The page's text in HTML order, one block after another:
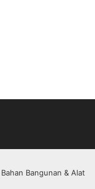
Bangunan & Alat